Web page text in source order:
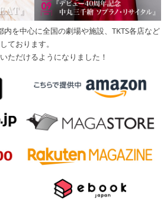
を中心に全国の劇場や施設、TKTS各店など
ております。
ただけるようになりました！